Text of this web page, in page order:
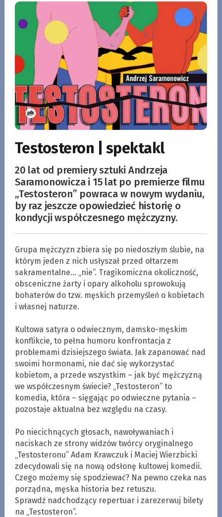
Testosteron | spektakl
20 lat od premiery sztuki Andrzeja
Saramonowicza i 15 lat po premierze filmu
„Testosteron” powraca w nowym wydaniu,
by raz jeszcze opowiedzieć historię o
kondycji współczesnego mężczyzny.
Grupa mężczyzn zbiera się po niedoszłym ślubie, na
którym jeden z nich usłyszał przed ołtarzem
sakramentalne… „nie”. Tragikomiczna okoliczność,
obsceniczne żarty i opary alkoholu sprowokują
bohaterów do tzw. męskich przemyśleń o kobietach
i własnej naturze.
Kultowa satyra o odwiecznym, damsko-męskim
konflikcie, to pełna humoru konfrontacja z
problemami dzisiejszego świata. Jak zapanować nad
swoimi hormonami, nie dać się wykorzystać
kobietom, a przede wszystkim – jak być mężczyzną
we współczesnym świecie? „Testosteron” to
komedia, która – sięgając po odwieczne pytania –
pozostaje aktualna bez względu na czasy.
Po niecichnących głosach, nawoływaniach i
naciskach ze strony widzów twórcy oryginalnego
„Testosteronu” Adam Krawczuk i Maciej Wierzbicki
zdecydowali się na nową odsłonę kultowej komedii.
Czego możemy się spodziewać? Na pewno czeka nas
porządna, męska historia bez retuszu.
Sprawdź nadchodzący repertuar i zarezerwuj bilety
na „Testosteron”.